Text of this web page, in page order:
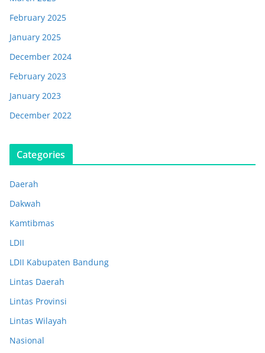
February 2025
January 2025
December 2024
February 2023
January 2023
December 2022
Categories
Daerah
Dakwah
Kamtibmas
LDII
LDII Kabupaten Bandung
Lintas Daerah
Lintas Provinsi
Lintas Wilayah
Nasional